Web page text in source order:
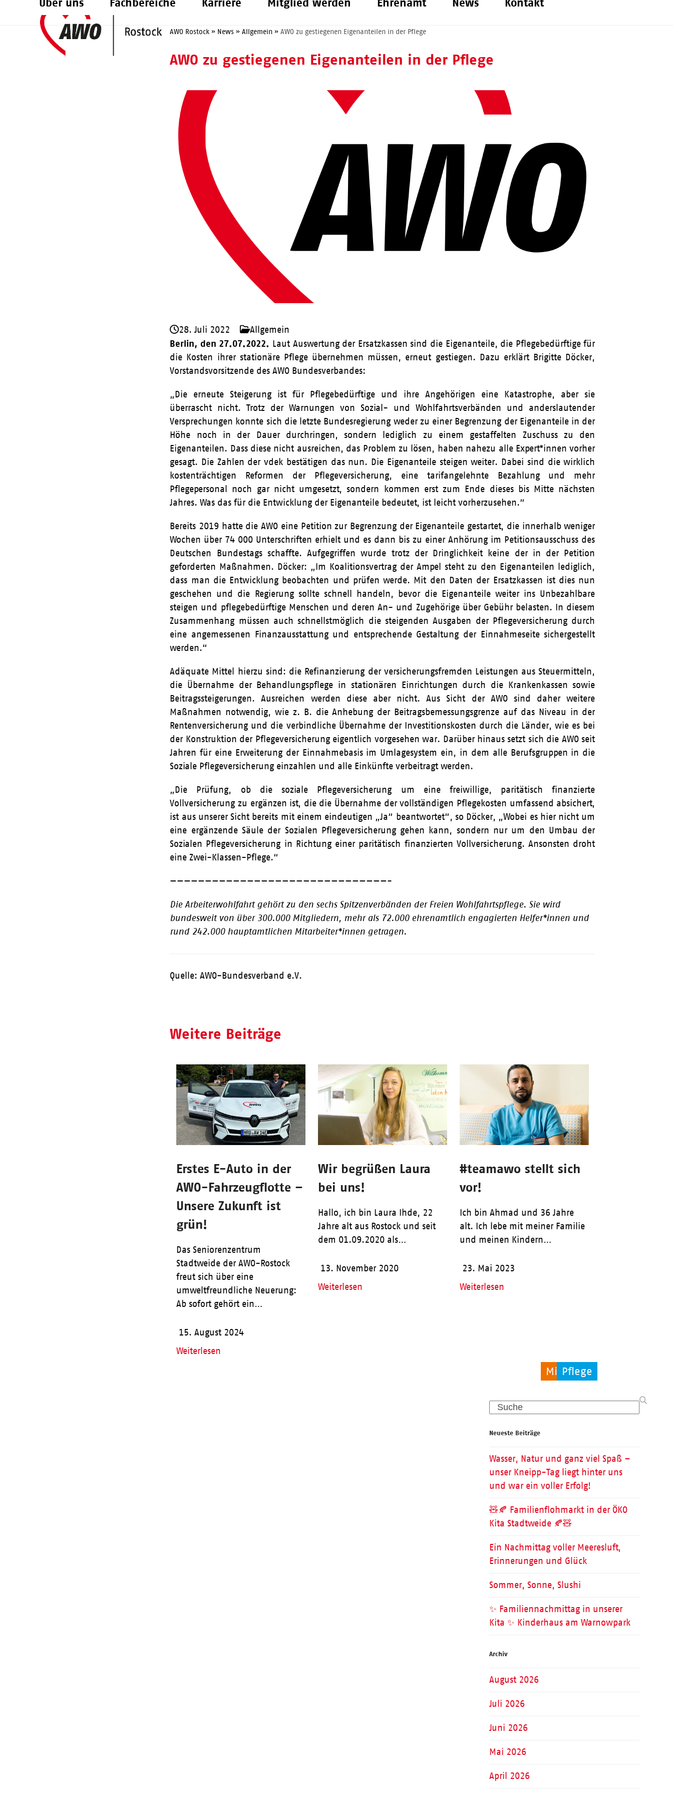
Über uns Fachbereiche Karriere Mitglied werden Ehrenamt News Kontakt
AWO Rostock » News »Allgemein »AWO zu gestiegenen Eigenanteilen in der Pflege
AWO zu gestiegenen Eigenanteilen in der Pflege
28. Juli 2022 Allgemein
Berlin, den 27.07.2022. Laut Auswertung der Ersatzkassen sind die Eigenanteile, die Pflegebedürftige für
die Kosten ihrer stationäre Pflege übernehmen müssen, erneut gestiegen. Dazu erklärt Brigitte Döcker,
Vorstandsvorsitzende des AWO Bundesverbandes:
„Die erneute Steigerung ist für Pflegebedürftige und ihre Angehörigen eine Katastrophe, aber sie
überrascht nicht. Trotz der Warnungen von Sozial- und Wohlfahrtsverbänden und anderslautender
Versprechungen konnte sich die letzte Bundesregierung weder zu einer Begrenzung der Eigenanteile in der
Höhe noch in der Dauer durchringen, sondern lediglich zu einem gestaffelten Zuschuss zu den
Eigenanteilen. Dass diese nicht ausreichen, das Problem zu lösen, haben nahezu alle Expert*innen vorher
gesagt. Die Zahlen der vdek bestätigen das nun. Die Eigenanteile steigen weiter. Dabei sind die wirklich
kostenträchtigen Reformen der Pflegeversicherung, eine tarifangelehnte Bezahlung und mehr
Pflegepersonal noch gar nicht umgesetzt, sondern kommen erst zum Ende dieses bis Mitte nächsten
Jahres. Was das für die Entwicklung der Eigenanteile bedeutet, ist leicht vorherzusehen.“
Bereits 2019 hatte die AWO eine Petition zur Begrenzung der Eigenanteile gestartet, die innerhalb weniger
Wochen über 74 000 Unterschriften erhielt und es dann bis zu einer Anhörung im Petitionsausschuss des
Deutschen Bundestags schaffte. Aufgegriffen wurde trotz der Dringlichkeit keine der in der Petition
geforderten Maßnahmen. Döcker: „Im Koalitionsvertrag der Ampel steht zu den Eigenanteilen lediglich,
dass man die Entwicklung beobachten und prüfen werde. Mit den Daten der Ersatzkassen ist dies nun
geschehen und die Regierung sollte schnell handeln, bevor die Eigenanteile weiter ins Unbezahlbare
steigen und pflegebedürftige Menschen und deren An- und Zugehörige über Gebühr belasten. In diesem
Zusammenhang müssen auch schnellstmöglich die steigenden Ausgaben der Pflegeversicherung durch
eine angemessenen Finanzausstattung und entsprechende Gestaltung der Einnahmeseite sichergestellt
werden.“
Adäquate Mittel hierzu sind: die Refinanzierung der versicherungsfremden Leistungen aus Steuermitteln,
die Übernahme der Behandlungspflege in stationären Einrichtungen durch die Krankenkassen sowie
Beitragssteigerungen. Ausreichen werden diese aber nicht. Aus Sicht der AWO sind daher weitere
Maßnahmen notwendig, wie z. B. die Anhebung der Beitragsbemessungsgrenze auf das Niveau in der
Rentenversicherung und die verbindliche Übernahme der Investitionskosten durch die Länder, wie es bei
der Konstruktion der Pflegeversicherung eigentlich vorgesehen war. Darüber hinaus setzt sich die AWO seit
Jahren für eine Erweiterung der Einnahmebasis im Umlagesystem ein, in dem alle Berufsgruppen in die
Soziale Pflegeversicherung einzahlen und alle Einkünfte verbeitragt werden.
„Die Prüfung, ob die soziale Pflegeversicherung um eine freiwillige, paritätisch finanzierte
Vollversicherung zu ergänzen ist, die die Übernahme der vollständigen Pflegekosten umfassend absichert,
ist aus unserer Sicht bereits mit einem eindeutigen „Ja“ beantwortet“, so Döcker, „Wobei es hier nicht um
eine ergänzende Säule der Sozialen Pflegeversicherung gehen kann, sondern nur um den Umbau der
Sozialen Pflegeversicherung in Richtung einer paritätisch finanzierten Vollversicherung. Ansonsten droht
eine Zwei-Klassen-Pflege.“
———————————————————————————————-
Die Arbeiterwohlfahrt gehört zu den sechs Spitzenverbänden der Freien Wohlfahrtspflege. Sie wird
bundesweit von über 300.000 Mitgliedern, mehr als 72.000 ehrenamtlich engagierten Helfer*innen und
rund 242.000 hauptamtlichen Mitarbeiter*innen getragen.
Quelle: AWO-Bundesverband e.V.
Weitere Beiträge
Pflege
Erstes E-Auto in der
AWO-Fahrzeugflotte –
Unsere Zukunft ist
grün!
Das Seniorenzentrum
Stadtweide der AWO-Rostock
freut sich über eine
umweltfreundliche Neuerung:
Ab sofort gehört ein…
15. August 2024
Weiterlesen
Migration
Wir begrüßen Laura
bei uns!
Hallo, ich bin Laura Ihde, 22
Jahre alt aus Rostock und seit
dem 01.09.2020 als…
13. November 2020
Weiterlesen
Pflege
#teamawo stellt sich
vor!
Ich bin Ahmad und 36 Jahre
alt. Ich lebe mit meiner Familie
und meinen Kindern…
23. Mai 2023
Weiterlesen
Search
Neueste Beiträge
Wasser, Natur und ganz viel Spaß –
unser Kneipp-Tag liegt hinter uns
und war ein voller Erfolg!
🧸🍂 Familienflohmarkt in der ÖKO
Kita Stadtweide 🍂🧸
Ein Nachmittag voller Meeresluft,
Erinnerungen und Glück
Sommer, Sonne, Slushi
✨ Familiennachmittag in unserer
Kita ✨ Kinderhaus am Warnowpark
Archiv
August 2026
Juli 2026
Juni 2026
Mai 2026
April 2026